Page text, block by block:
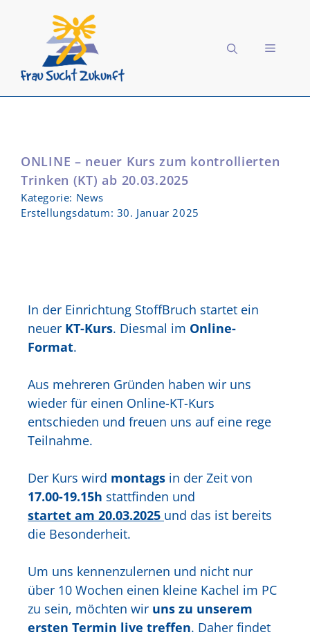
springen
MENÜ
ONLINE – neuer Kurs zum kontrollierten
Trinken (KT) ab 20.03.2025
Kategorie: News
Erstellungsdatum: 30. Januar 2025
In der Einrichtung StoffBruch startet ein
neuer KT-Kurs. Diesmal im Online-
Format.
Aus mehreren Gründen haben wir uns
wieder für einen Online-KT-Kurs
entschieden und freuen uns auf eine rege
Teilnahme.
Der Kurs wird montags in der Zeit von
17.00-19.15h stattfinden und
startet am 20.03.2025 und das ist bereits
die Besonderheit.
Um uns kennenzulernen und nicht nur
über 10 Wochen einen kleine Kachel im PC
zu sein, möchten wir uns zu unserem
ersten Termin live treffen. Daher findet